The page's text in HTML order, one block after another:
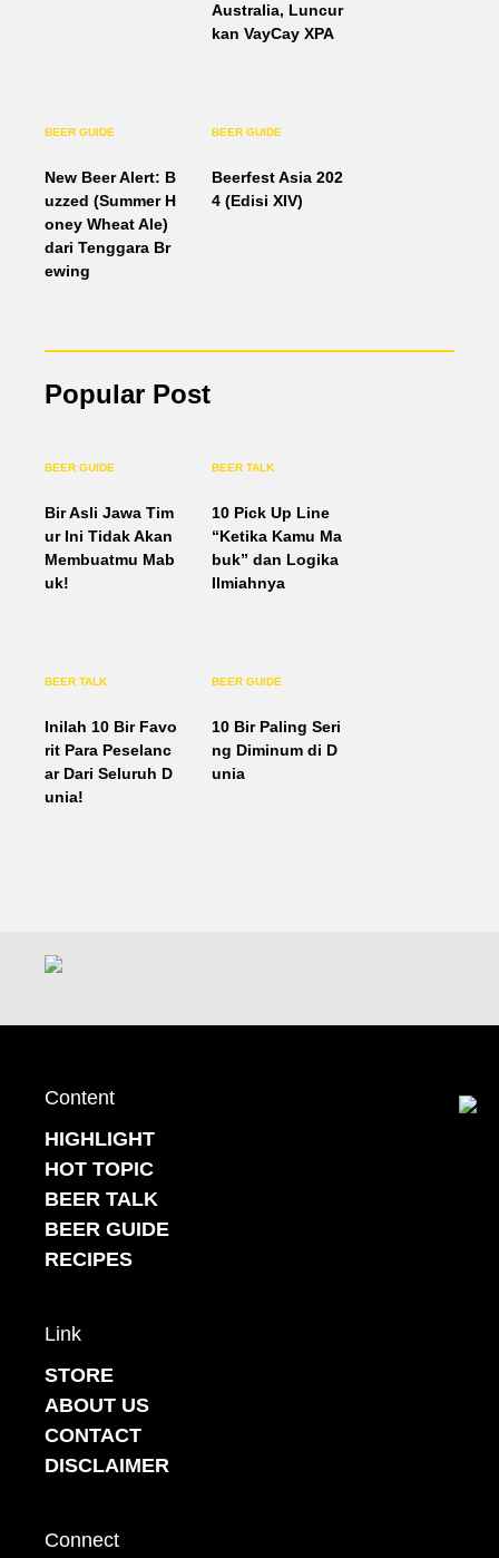
Australia, Luncur
kan VayCay XPA
BEER GUIDE
New Beer Alert: B
uzzed (Summer H
oney Wheat Ale)
dari Tenggara Br
ewing
BEER GUIDE
Beerfest Asia 202
4 (Edisi XIV)
Popular Post
BEER GUIDE
Bir Asli Jawa Tim
ur Ini Tidak Akan
Membuatmu Mab
uk!
BEER TALK
10 Pick Up Line
“Ketika Kamu Ma
buk” dan Logika
Ilmiahnya
BEER TALK
Inilah 10 Bir Favo
rit Para Peselanc
ar Dari Seluruh D
unia!
BEER GUIDE
10 Bir Paling Seri
ng Diminum di D
unia
Content
HIGHLIGHT
HOT TOPIC
BEER TALK
BEER GUIDE
RECIPES
Link
STORE
ABOUT US
CONTACT
DISCLAIMER
Connect